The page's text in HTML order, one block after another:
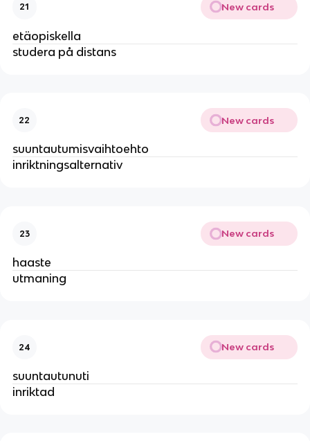
21 New cards
etäopiskella
studera på distans
22 New cards
suuntautumisvaihtoehto
inriktningsalternativ
23 New cards
haaste
utmaning
24 New cards
suuntautunuti
inriktad